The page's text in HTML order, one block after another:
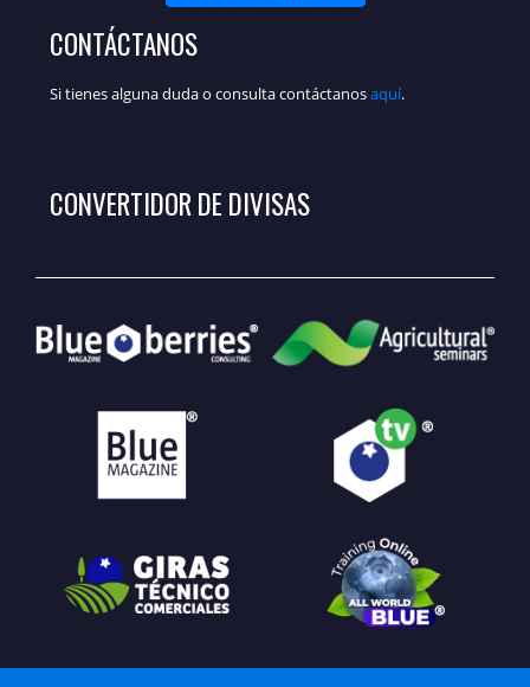
CONTÁCTANOS
Si tienes alguna duda o consulta contáctanosaquí.
CONVERTIDOR DE DIVISAS